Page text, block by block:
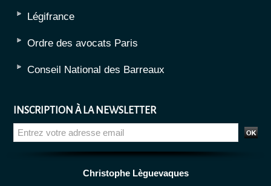
Légifrance
Ordre des avocats Paris
Conseil National des Barreaux
INSCRIPTION À LA NEWSLETTER
Christophe Lèguevaques